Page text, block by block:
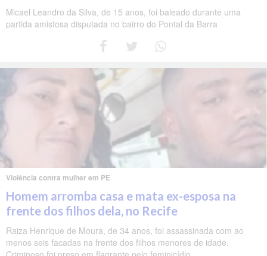
Micael Leandro da Silva, de 15 anos, foi baleado durante uma
partida amistosa disputada no bairro do Pontal da Barra
Violência contra mulher em PE
Homem arromba casa e mata ex-esposa na
frente dos filhos dela, no Recife
Raiza Henrique de Moura, de 34 anos, foi assassinada com ao
menos seis facadas na frente dos filhos menores de idade.